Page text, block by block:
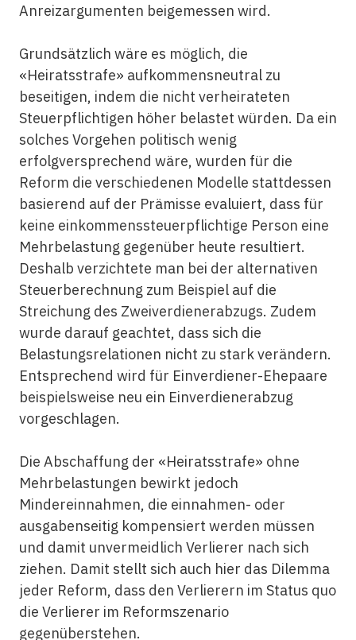
Anreizargumenten beigemessen wird.
Grundsätzlich wäre es möglich, die
«Heiratsstrafe» aufkommensneutral zu
beseitigen, indem die nicht verheirateten
Steuerpflichtigen höher belastet würden. Da ein
solches Vorgehen politisch wenig
erfolgversprechend wäre, wurden für die
Reform die verschiedenen Modelle stattdessen
basierend auf der Prämisse evaluiert, dass für
keine einkommenssteuerpflichtige Person eine
Mehrbelastung gegenüber heute resultiert.
Deshalb verzichtete man bei der alternativen
Steuerberechnung zum Beispiel auf die
Streichung des Zweiverdienerabzugs. Zudem
wurde darauf geachtet, dass sich die
Belastungsrelationen nicht zu stark verändern.
Entsprechend wird für Einverdiener-Ehepaare
beispielsweise neu ein Einverdienerabzug
vorgeschlagen.
Die Abschaffung der «Heiratsstrafe» ohne
Mehrbelastungen bewirkt jedoch
Mindereinnahmen, die einnahmen- oder
ausgabenseitig kompensiert werden müssen
und damit unvermeidlich Verlierer nach sich
ziehen. Damit stellt sich auch hier das Dilemma
jeder Reform, dass den Verlierern im Status quo
die Verlierer im Reformszenario
gegenüberstehen.